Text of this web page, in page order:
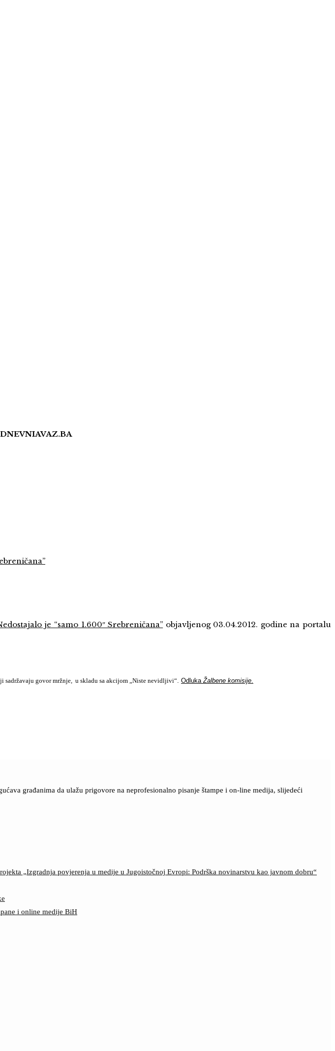
je “samo 1.600″ Srebreničana” objavljenog 03.04.2012. godine na portalu
sadržavaju govor mržnje, u skladu sa akcijom „Niste nevidljivi“ Odluka Žalbene komisije
građanima da ulažu prigovore na neprofesionalno pisanje štampe i on-line medija, slijedeći
„Izgradnja povjerenja u medije u Jugoistočnoj Evropi: Podrška novinarstvu kao javnom dobru“
i online medije BiH